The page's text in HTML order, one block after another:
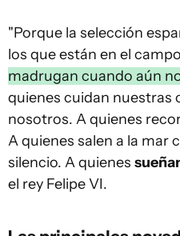
"Porque la selección
los que están en el
madrugan cuando aún
quienes cuidan nuestras
nosotros. A quienes
A quienes salen a la mar
silencio. A quienes
el rey Felipe VI.